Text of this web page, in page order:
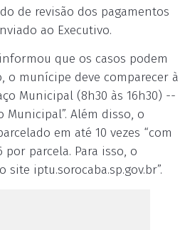
de revisão dos pagamentos
ao Executivo.
que os casos podem
o munícipe deve comparecer à
Municipal (8h30 às 16h30) --
Além disso, o
em até 10 vezes “com
parcela. Para isso, o
site iptu.sorocaba.sp.gov.br”.